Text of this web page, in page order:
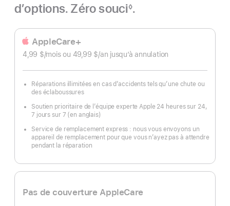
d’options. Zéro souci
de
bas
page
◊.
AppleCare+
4,99 $/moispar
ou 49,99 $/an par
jusqu’à annulation
Réparations illimitées en cas d’accidents tels qu’une chute ou
des éclaboussures
Soutien prioritaire de l’équipe experte Apple 24 heures sur 24,
7 jours sur 7 (en anglais)
Service de remplacement express : nous vous envoyons un
appareil de remplacement pour que vous n’ayez pas à attendre
pendant la réparation
Pas de couverture AppleCare